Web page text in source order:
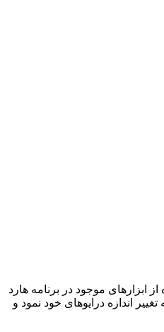
ابزارهای موجود در برنامه هارد
اندازه درایوهای خود نمود و